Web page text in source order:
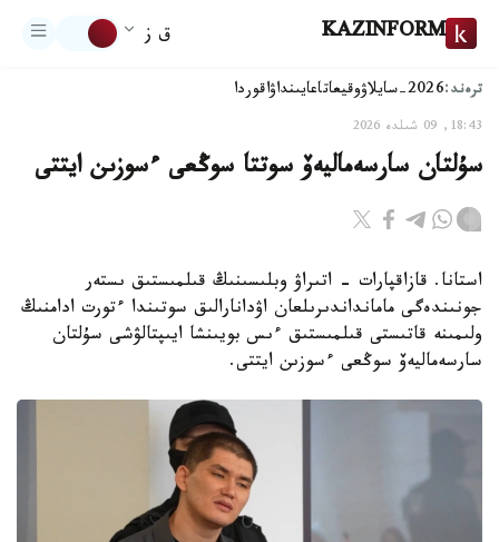
KAZINFORM ق ز
ترەند:2026-سايلاۋ وقيعاتاعايىنداۋاقوردا
18:43, 09 شىلدە 2026
سۇلتان سارسەماليەۆ سوتتا سوڭعى ءسوزىن ايتتى
استانا. قازاقپارات - اتىراۋ وبلىسىنىڭ قىلمىستىق ىستەر
جونىندەگى مامانداندىرىلعان اۋدانارالىق سوتىندا ءتورت ادامنىڭ
ولىمىنە قاتىستى قىلمىستىق ءىس بويىنشا ايىپتالۋشى سۇلتان
سارسەماليەۆ سوڭعى ءسوزىن ايتتى.